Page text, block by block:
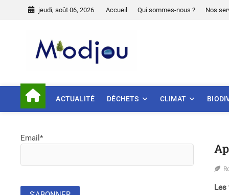
jeudi, août 06, 2026 Accueil Qui sommes-nous ? Nos
ACTUALITÉ DÉCHETS CLIMAT
Les
Email*